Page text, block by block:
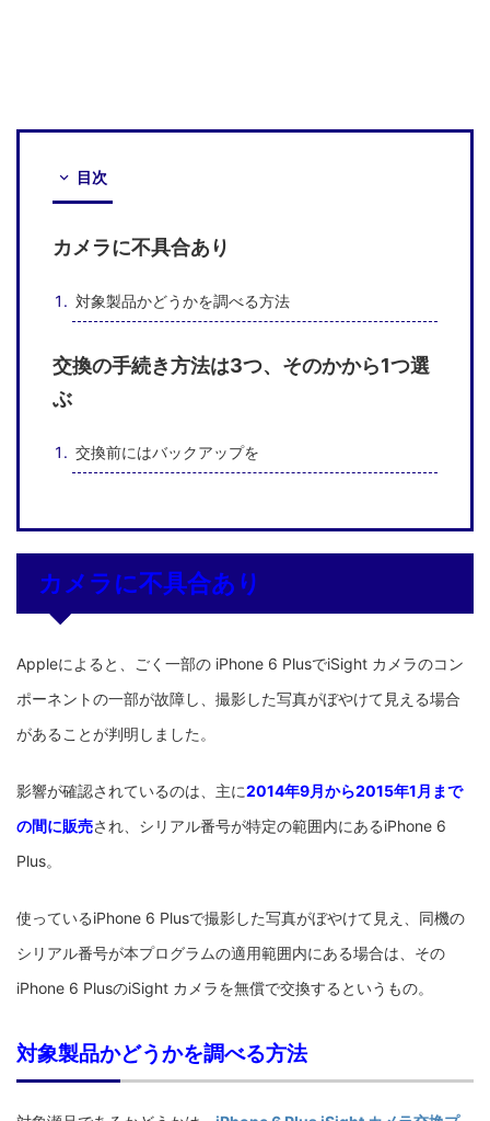
目次
カメラに不具合あり
対象製品かどうかを調べる方法
交換の手続き方法は3つ、そのかから1つ選
ぶ
交換前にはバックアップを
カメラに不具合あり
Appleによると、ごく一部の iPhone 6 PlusでiSight カメラのコン
ポーネントの一部が故障し、撮影した写真がぼやけて見える場合
があることが判明しました。
影響が確認されているのは、主に2014年9月から2015年1月まで
の間に販売され、シリアル番号が特定の範囲内にあるiPhone 6
Plus。
使っているiPhone 6 Plusで撮影した写真がぼやけて見え、同機の
シリアル番号が本プログラムの適用範囲内にある場合は、その
iPhone 6 PlusのiSight カメラを無償で交換するというもの。
対象製品かどうかを調べる方法